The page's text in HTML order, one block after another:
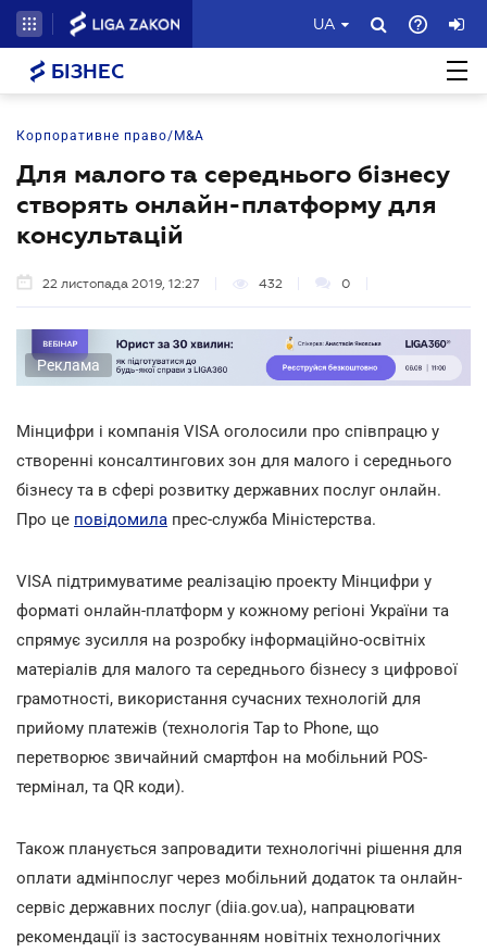
UA
БІЗНЕС
Корпоративне право/M&A
Для малого та середнього бізнесу
створять онлайн-платформу для
консультацій
22 листопада 2019, 12:27 432 0
Реклама
Мінцифри і компанія VISA оголосили про співпрацю у
створенні консалтингових зон для малого і середнього
бізнесу та в сфері розвитку державних послуг онлайн.
Про це повідомила прес-служба Міністерства.
VISA підтримуватиме реалізацію проекту Мінцифри у
форматі онлайн-платформ у кожному регіоні України та
спрямує зусилля на розробку інформаційно-освітніх
матеріалів для малого та середнього бізнесу з цифрової
грамотності, використання сучасних технологій для
прийому платежів (технологія Tap to Phone, що
перетворює звичайний смартфон на мобільний POS-
термінал, та QR коди).
Також планується запровадити технологічні рішення для
оплати адмінпослуг через мобільний додаток та онлайн-
сервіс державних послуг (diia.gov.ua), напрацювати
рекомендації із застосуванням новітніх технологічних